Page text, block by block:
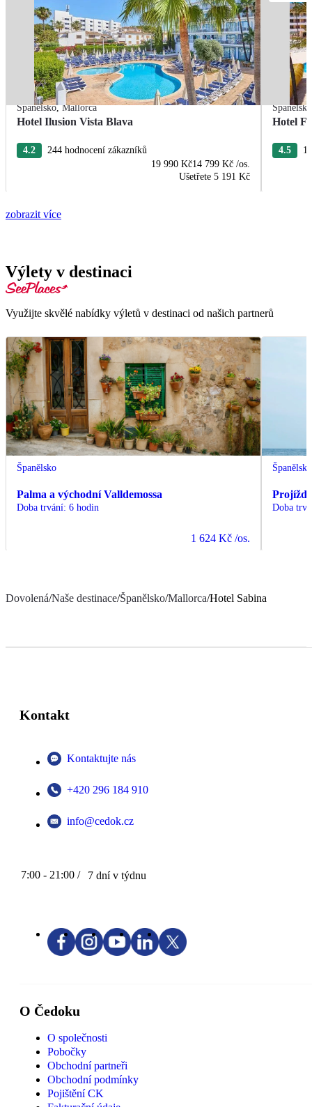
Španělsko,Mallorca
Hotel Ilusion Vista Blava
4.2
244 hodnocení zákazníků
19 990 Kč14 799 Kč /os.
Ušetřete 5 191 Kč
Španělsko
Hotel
4.5
zobrazit více
Výlety v destinaci
Využijte skvělé nabídky výletů v destinaci od našich partnerů
Španělsko
Palma a východní Valldemossa
Doba trvání: 6 hodin
1 624 Kč /os.
Španělsko
Doba
Dovolená/Naše destinace/Španělsko/Mallorca/Hotel Sabina
Kontakt
Kontaktujte nás
+420 296 184 910
info@cedok.cz
7:00 - 21:00 / 7 dní v týdnu
O Čedoku
O společnosti
Pobočky
Obchodní partneři
Obchodní podmínky
Pojištění CK